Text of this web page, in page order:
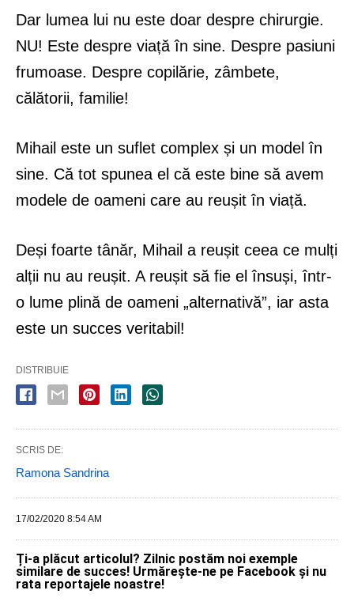
Dar lumea lui nu este doar despre chirurgie.
NU! Este despre viață în sine. Despre pasiuni
frumoase. Despre copilărie, zâmbete,
călătorii, familie!
Mihail este un suflet complex și un model în
sine. Că tot spunea el că este bine să avem
modele de oameni care au reușit în viață.
Deși foarte tânăr, Mihail a reușit ceea ce mulți
alții nu au reușit. A reușit să fie el însuși, într-
o lume plină de oameni „alternativă”, iar asta
este un succes veritabil!
DISTRIBUIE
SCRIS DE:
Ramona Sandrina
17/02/2020 8:54 AM
Ți-a plăcut articolul? Zilnic postăm noi exemple
similare de succes! Urmărește-ne pe Facebook și nu
rata reportajele noastre!